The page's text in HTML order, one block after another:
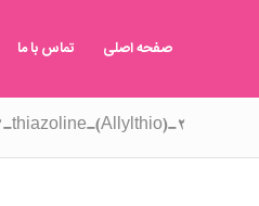
صفحه اصلی تماس با ما
۲-(Allylthio)-2-thiazoline